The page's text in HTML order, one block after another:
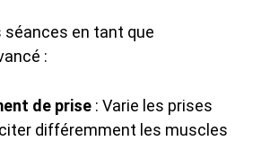
séances en tant que
:
de prise : Varie les prises
différemment les muscles